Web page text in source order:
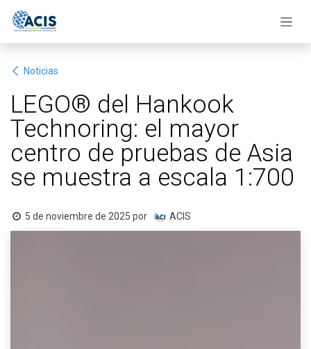
Noticias
LEGO® del Hankook
Technoring: el mayor
centro de pruebas de Asia
se muestra a escala 1:700
5 de noviembre de 2025 por ACIS